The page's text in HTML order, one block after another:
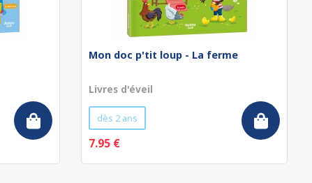
Mon doc p'tit loup - La ferme
Livres d'éveil
dès 2 ans
7.95 €